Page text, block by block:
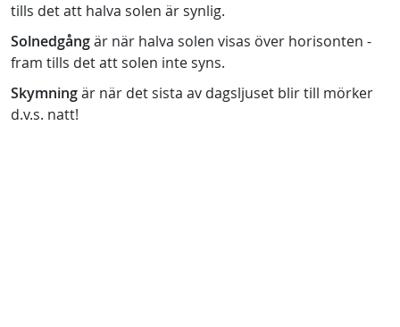
tills det att halva solen är synlig.
Solnedgångär när halva solen visas över horisonten -
fram tills det att solen inte syns.
Skymningär när det sista av dagsljuset blir till mörker
d.v.s. natt!